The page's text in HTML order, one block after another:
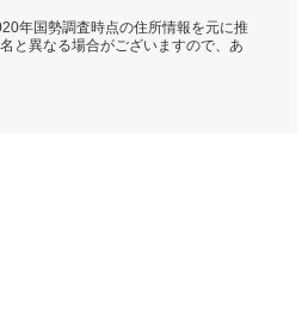
年国勢調査時点の住所情報を元に推
と異なる場合がございますので、あ